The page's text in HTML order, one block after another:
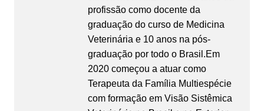
profissão como docente da
graduação do curso de Medicina
Veterinária e 10 anos na pós-
graduação por todo o Brasil.Em
2020 começou a atuar como
Terapeuta da Família Multiespécie
com formação em Visão Sistêmica